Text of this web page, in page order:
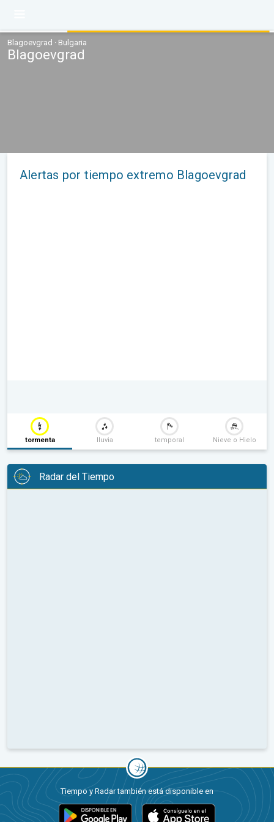
Blagoevgrad · Bulgaria
Blagoevgrad
Alertas por tiempo extremo Blagoevgrad
tormenta lluvia temporal Nieve o Hielo
Radar del Tiempo
Tiempo y Radar también está disponible en